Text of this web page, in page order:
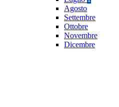
Agosto
Settembre
Ottobre
Novembre
Dicembre